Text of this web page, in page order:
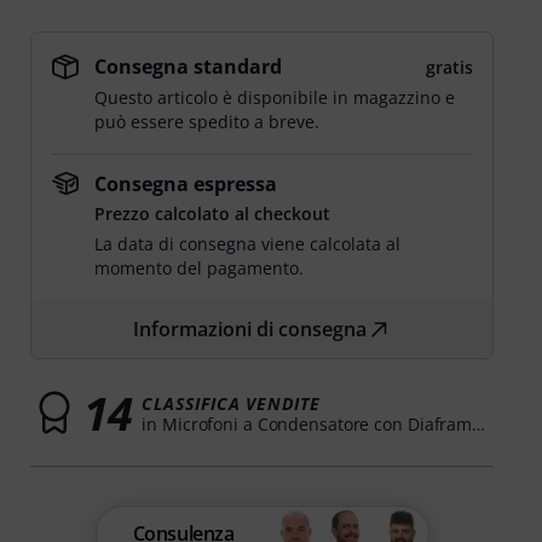
Consegna standard
gratis
Questo articolo è disponibile in magazzino e
può essere spedito a breve.
Consegna espressa
Prezzo calcolato al checkout
La data di consegna viene calcolata al
momento del pagamento.
Informazioni di consegna
14 CLASSIFICA VENDITE
in Microfoni a Condensatore con Diaframma Largo
Consulenza